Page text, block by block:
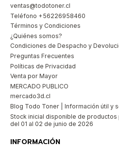
ventas@todotoner.cl
Teléfono +56226958460
Términos y Condiciones
¿Quiénes somos?
Condiciones de Despacho y
Preguntas Frecuentes
Políticas de Privacidad
Venta por Mayor
MERCADO PUBLICO
mercado3d.cl
Blog Todo Toner | Información útil y
Stock inicial disponible de
del 01 al 02 de junio de 2026
INFORMACIÓN